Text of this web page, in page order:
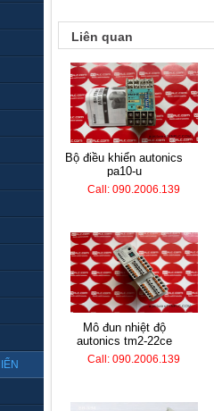
Liên quan
bộ điều khiển autonics
pa10-u
Call: 090.2006.139
mô đun nhiệt độ
autonics tm2-22ce
Call: 090.2006.139